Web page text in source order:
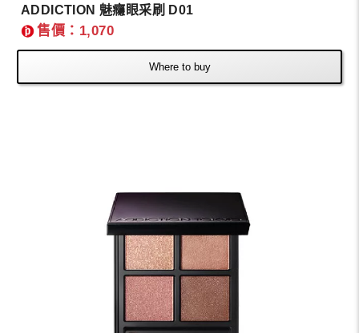
ADDICTION 魅癮眼采刷 D01
售價：1,070
Where to buy